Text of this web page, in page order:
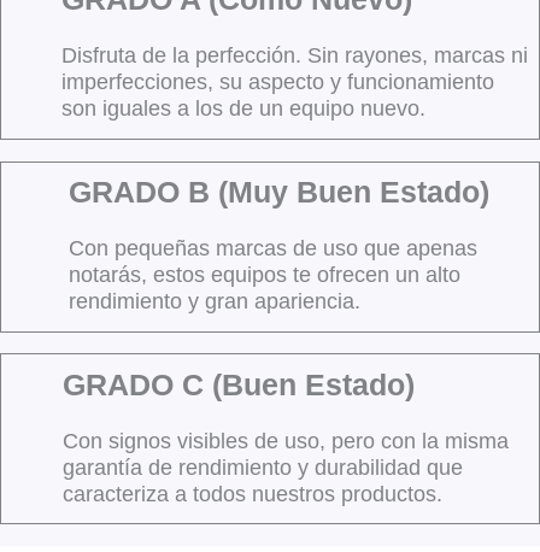
Disfruta de la perfección. Sin rayones, marcas ni
imperfecciones, su aspecto y funcionamiento
son iguales a los de un equipo nuevo.
GRADO B (Muy Buen Estado)
Con pequeñas marcas de uso que apenas
notarás, estos equipos te ofrecen un alto
rendimiento y gran apariencia.
GRADO C (Buen Estado)
Con signos visibles de uso, pero con la misma
garantía de rendimiento y durabilidad que
caracteriza a todos nuestros productos.